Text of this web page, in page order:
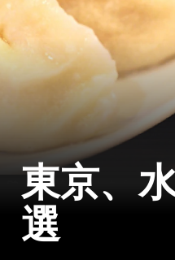
独一処餃子（トクイッショ
東京、
選